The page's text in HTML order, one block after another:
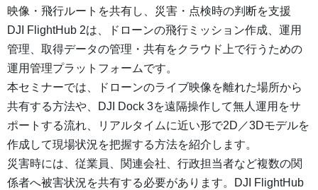
映像・飛行ルートを共有し、災害・点検時の判断を支援
DJI FlightHub 2は、ドローンの飛行ミッション作成、運用
管理、取得データの管理・共有をクラウド上で行うための
運用管理プラットフォームです。
本セミナーでは、ドローンのライブ映像を離れた場所から
共有する方法や、DJI Dock 3を遠隔操作して無人運用をサ
ポートする流れ、リアルタイムに近い形で2D／3Dモデルを
作成して現場状況を把握する方法を紹介します。
災害時には、従業員、関連会社、行政担当者など複数の関
係者へ被害状況を共有する必要があります。DJI FlightHub